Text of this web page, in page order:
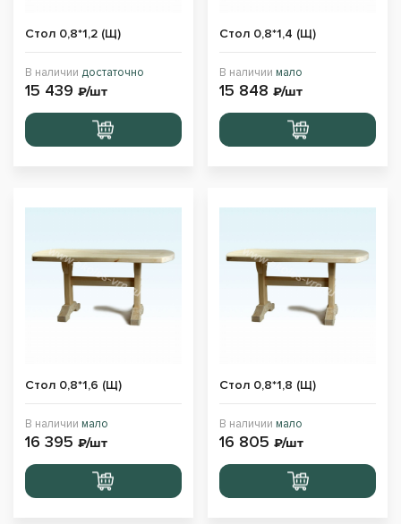
Стол 0,8*1,2 (Щ)
В наличии достаточно
15 439 ₽/шт
Перейти
в корзину
Стол 0,8*1,4 (Щ)
В наличии мало
15 848 ₽/шт
Перейти
в корзину
Стол 0,8*1,6 (Щ)
В наличии мало
16 395 ₽/шт
Перейти
в корзину
Стол 0,8*1,8 (Щ)
В наличии мало
16 805 ₽/шт
Перейти
в корзину